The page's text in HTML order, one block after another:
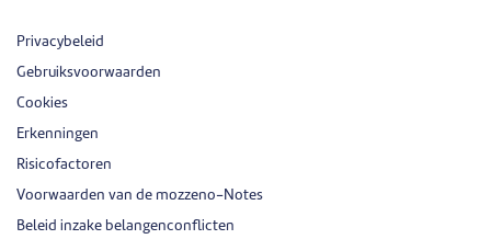
Privacybeleid
Gebruiksvoorwaarden
Cookies
Erkenningen
Risicofactoren
Voorwaarden van de mozzeno-Notes
Beleid inzake belangenconflicten